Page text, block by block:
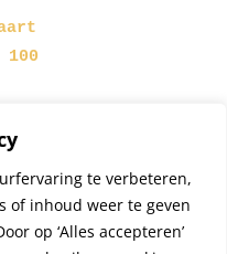
te verbeteren,
of inhoud weer te geven
op ‘Alles accepteren’